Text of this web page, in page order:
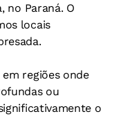
no Paraná. O
locais
regiões onde
ou
o